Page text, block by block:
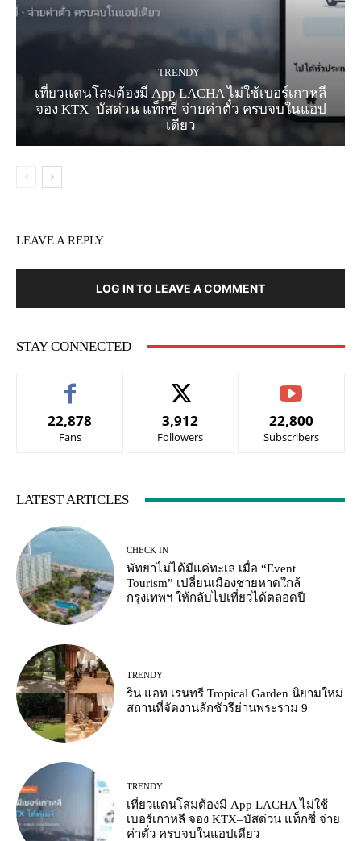
TRENDY
เที่ยวแดนโสมต้องมี App LACHA ไม่ใช้เบอร์เกาหลี
จอง KTX–บัสด่วน แท็กซี่ จ่ายค่าตั๋ว ครบจบในแอป
เดียว
LEAVE A REPLY
LOG IN TO LEAVE A COMMENT
STAY CONNECTED
22,878
Fans
3,912
Followers
22,800
Subscribers
LATEST ARTICLES
CHECK IN
พัทยาไม่ได้มีแค่ทะเล เมื่อ “Event
Tourism” เปลี่ยนเมืองชายหาดใกล้
กรุงเทพฯ ให้กลับไปเที่ยวได้ตลอดปี
TRENDY
ริน แอท เรนทรี Tropical Garden นิยามใหม่
สถานที่จัดงานลักชัวรีย่านพระราม 9
TRENDY
เที่ยวแดนโสมต้องมี App LACHA ไม่ใช้
เบอร์เกาหลี จอง KTX–บัสด่วน แท็กซี่ จ่าย
ค่าตั๋ว ครบจบในแอปเดียว